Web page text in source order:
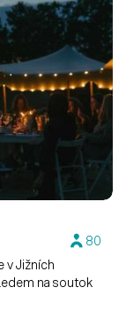
80
v Jižních
na soutok